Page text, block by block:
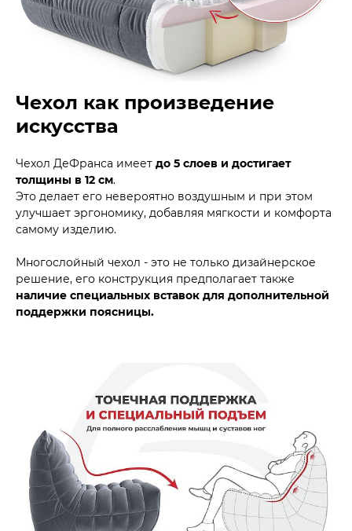
Чехол как произведение
искусства
Чехол ДеФранса имеет до 5 слоев и достигает
толщины в 12 см.
Это делает его невероятно воздушным и при этом
улучшает эргономику, добавляя мягкости и комфорта
самому изделию.
Многослойный чехол - это не только дизайнерское
решение, его конструкция предполагает также
наличие специальных вставок для дополнительной
поддержки поясницы.